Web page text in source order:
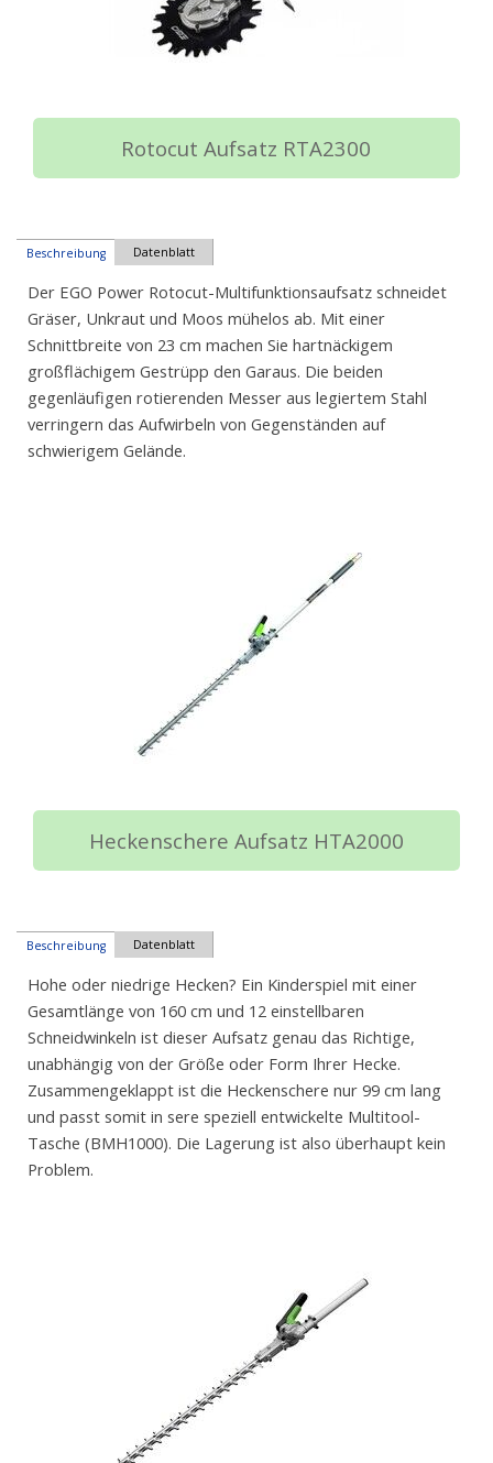
Rotocut Aufsatz RTA2300
Beschreibung Datenblatt
Der EGO Power Rotocut-Multifunktionsaufsatz schneidet
Gräser, Unkraut und Moos mühelos ab. Mit einer
Schnittbreite von 23 cm machen Sie hartnäckigem
großflächigem Gestrüpp den Garaus. Die beiden
gegenläufigen rotierenden Messer aus legiertem Stahl
verringern das Aufwirbeln von Gegenständen auf
schwierigem Gelände.
Heckenschere Aufsatz HTA2000
Beschreibung Datenblatt
Hohe oder niedrige Hecken? Ein Kinderspiel mit einer
Gesamtlänge von 160 cm und 12 einstellbaren
Schneidwinkeln ist dieser Aufsatz genau das Richtige,
unabhängig von der Größe oder Form Ihrer Hecke.
Zusammengeklappt ist die Heckenschere nur 99 cm lang
und passt somit in sere speziell entwickelte Multitool-
Tasche (BMH1000). Die Lagerung ist also überhaupt kein
Problem.